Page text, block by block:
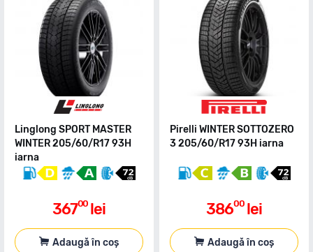
Linglong SPORT MASTER
WINTER 205/60/R17 93H
iarna
36700 lei
Adaugă în coș
Pirelli WINTER SOTTOZERO
3 205/60/R17 93H iarna
38600 lei
Adaugă în coș